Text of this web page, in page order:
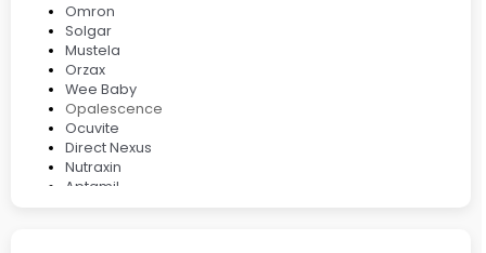
Omron
Solgar
Mustela
Orzax
Wee Baby
Opalescence
Ocuvite
Direct Nexus
Nutraxin
Aptamil